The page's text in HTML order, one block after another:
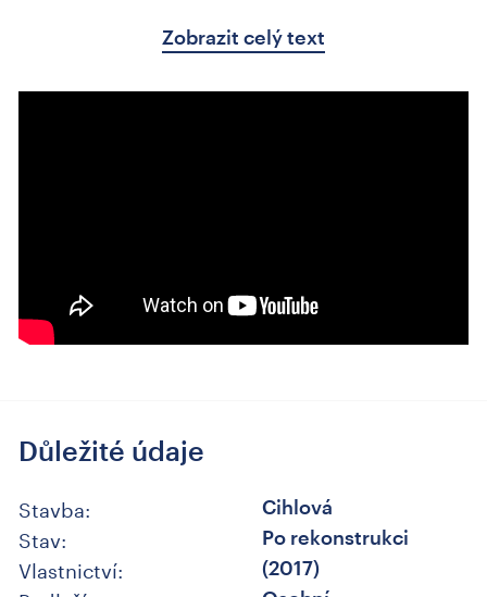
Zobrazit celý text
Důležité údaje
Stavba: Cihlová
Stav:
Po rekonstrukci
(2017)
Vlastnictví: